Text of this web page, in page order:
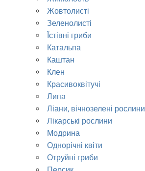
Жовтолисті
Зеленолисті
Їстівні гриби
Катальпа
Каштан
Клен
Красивоквітучі
Липа
Ліани, вічнозелені рослини
Лікарські рослини
Модрина
Однорічні квіти
Отруйні гриби